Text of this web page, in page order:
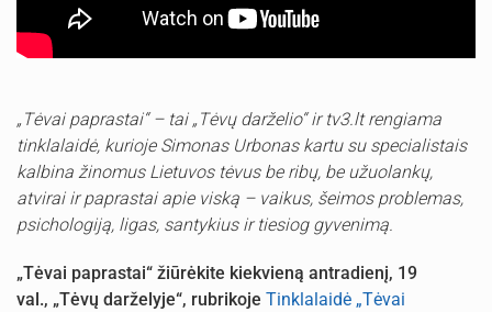
„Tėvai paprastai“ – tai „Tėvų darželio“ ir tv3.lt rengiama
tinklalaidė, kurioje Simonas Urbonas kartu su specialistais
kalbina žinomus Lietuvos tėvus be ribų, be užuolankų,
atvirai ir paprastai apie viską – vaikus, šeimos problemas,
psichologiją, ligas, santykius ir tiesiog gyvenimą.
„Tėvai paprastai“ žiūrėkite kiekvieną antradienį, 19
val., „Tėvų darželyje“, rubrikoje Tinklalaidė „Tėvai